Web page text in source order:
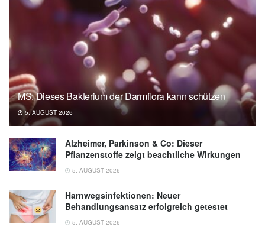
MS: Dieses Bakterium der Darmflora kann schützen
5. AUGUST 2026
Alzheimer, Parkinson & Co: Dieser
Pflanzenstoffe zeigt beachtliche Wirkungen
5. AUGUST 2026
Harnwegsinfektionen: Neuer
Behandlungsansatz erfolgreich getestet
5. AUGUST 2026